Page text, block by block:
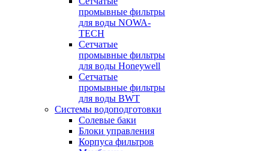
промывные фильтры
для воды NOWA-
TECH
Сетчатые
промывные фильтры
для воды Honeywell
Сетчатые
промывные фильтры
для воды BWT
Системы водоподготовки
Солевые баки
Блоки управления
Корпуса фильтров